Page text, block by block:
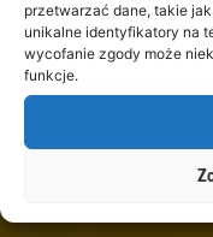
przetwarzać dane, takie
unikalne identyfikatory na
wycofanie zgody może
funkcje.